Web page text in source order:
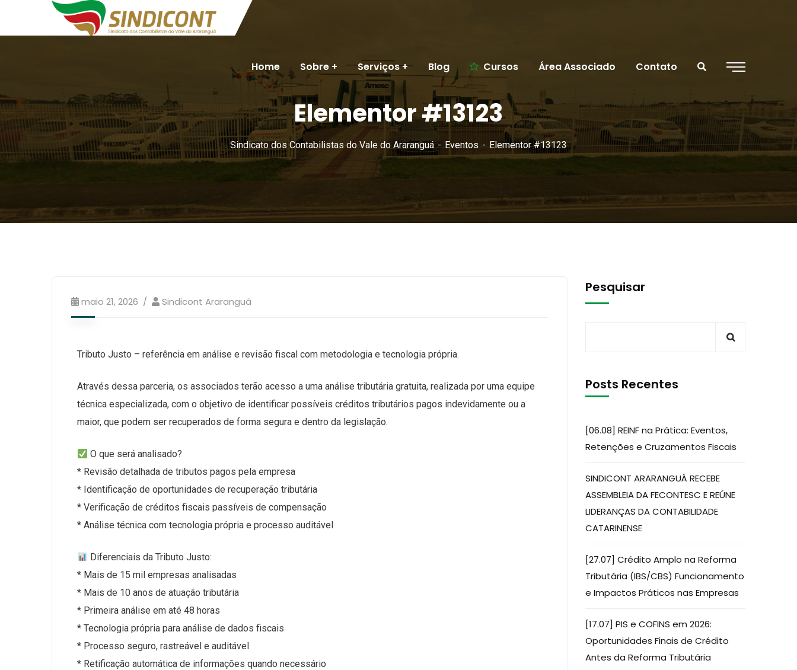
Home Sobre Serviços Blog Cursos Área Associado Contato
Elementor #13123
Sindicato dos Contabilistas do Vale do Araranguá Eventos Elementor #13123
maio 21, 2026 Sindicont Araranguá
Tributo Justo – referência em análise e revisão fiscal com metodologia e tecnologia própria.
Através dessa parceria, os associados terão acesso a uma análise tributária gratuita, realizada por uma equipe
técnica especializada, com o objetivo de identificar possíveis créditos tributários pagos indevidamente ou a
maior, que podem ser recuperados de forma segura e dentro da legislação.
O que será analisado?
* Revisão detalhada de tributos pagos pela empresa
* Identificação de oportunidades de recuperação tributária
* Verificação de créditos fiscais passíveis de compensação
* Análise técnica com tecnologia própria e processo auditável
Diferenciais da Tributo Justo:
* Mais de 15 mil empresas analisadas
* Mais de 10 anos de atuação tributária
* Primeira análise em até 48 horas
* Tecnologia própria para análise de dados fiscais
* Processo seguro, rastreável e auditável
* Retificação automática de informações quando necessário
Pesquisar
Posts Recentes
[06.08] REINF na Prática: Eventos,
Retenções e Cruzamentos Fiscais
SINDICONT ARARANGUÁ RECEBE
ASSEMBLEIA DA FECONTESC E REÚNE
LIDERANÇAS DA CONTABILIDADE
CATARINENSE
[27.07] Crédito Amplo na Reforma
Tributária (IBS/CBS) Funcionamento
e Impactos Práticos nas Empresas
[17.07] PIS e COFINS em 2026:
Oportunidades Finais de Crédito
Antes da Reforma Tributária